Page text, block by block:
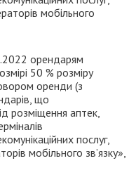
мобільного
орендарям
50 % розміру
оренди (з
що
розміщення аптек,
послуг,
мобільного зв’язку»,